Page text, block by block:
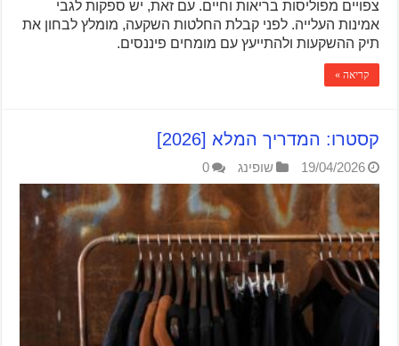
צפויים מפוליסות בריאות וחיים. עם זאת, יש ספקות לגבי
אמינות העלייה. לפני קבלת החלטות השקעה, מומלץ לבחון את
תיק ההשקעות ולהתייעץ עם מומחים פיננסים.
קריאה »
קסטרו: המדריך המלא [2026]
19/04/2026 שופינג 0